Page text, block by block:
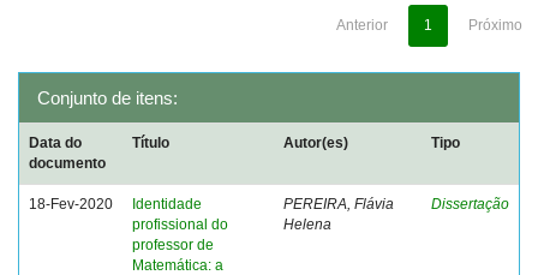
Anterior 1 Próximo
Conjunto de itens:
Data do
documento
Título Autor(es) Tipo
18-Fev-2020
Identidade
profissional do
professor de
Matemática: a
PEREIRA, Flávia
Helena
Dissertação